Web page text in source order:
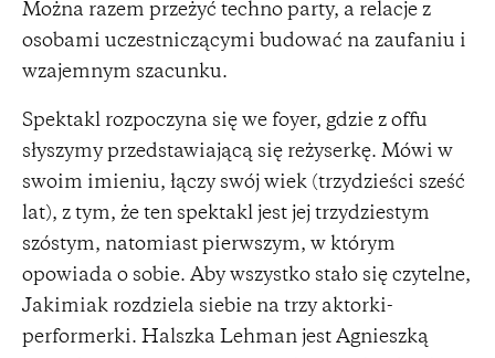
Można razem przeżyć techno party, a relacje z
osobami uczestniczącymi budować na zaufaniu i
wzajemnym szacunku.
Spektakl rozpoczyna się we foyer, gdzie z offu
słyszymy przedstawiającą się reżyserkę. Mówi w
swoim imieniu, łączy swój wiek (trzydzieści sześć
lat), z tym, że ten spektakl jest jej trzydziestym
szóstym, natomiast pierwszym, w którym
opowiada o sobie. Aby wszystko stało się czytelne,
Jakimiak rozdziela siebie na trzy aktorki-
performerki. Halszka Lehman jest Agnieszką